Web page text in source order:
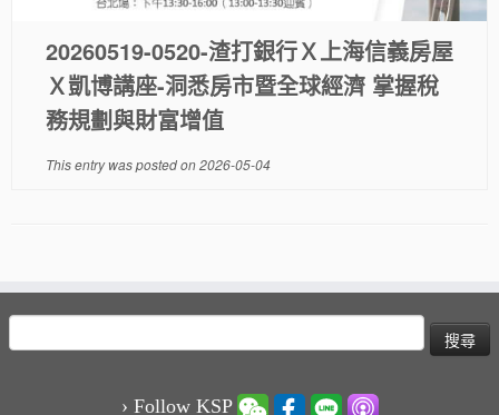
20260519-0520-渣打銀行Ｘ上海信義房屋
Ｘ凱博講座-洞悉房市暨全球經濟 掌握稅
務規劃與財富增值
This entry was posted on2026-05-04
尋
› Follow KSP